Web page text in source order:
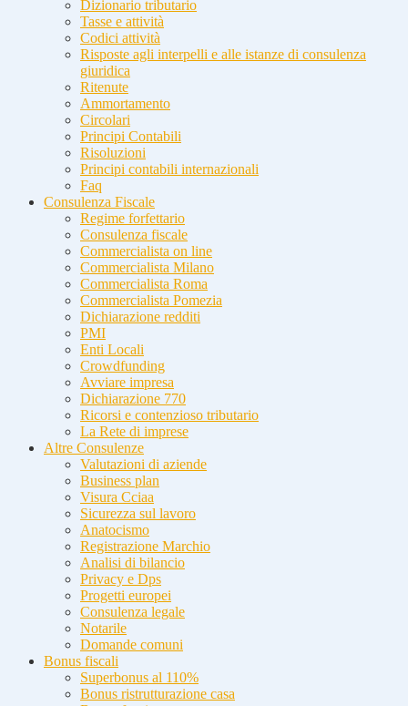
Dizionario tributario
Tasse e attività
Codici attività
Risposte agli interpelli e alle istanze di consulenza
giuridica
Ritenute
Ammortamento
Circolari
Principi Contabili
Risoluzioni
Principi contabili internazionali
Faq
Consulenza Fiscale
Regime forfettario
Consulenza fiscale
Commercialista on line
Commercialista Milano
Commercialista Roma
Commercialista Pomezia
Dichiarazione redditi
PMI
Enti Locali
Crowdfunding
Avviare impresa
Dichiarazione 770
Ricorsi e contenzioso tributario
La Rete di imprese
Altre Consulenze
Valutazioni di aziende
Business plan
Visura Cciaa
Sicurezza sul lavoro
Anatocismo
Registrazione Marchio
Analisi di bilancio
Privacy e Dps
Progetti europei
Consulenza legale
Notarile
Domande comuni
Bonus fiscali
Superbonus al 110%
Bonus ristrutturazione casa